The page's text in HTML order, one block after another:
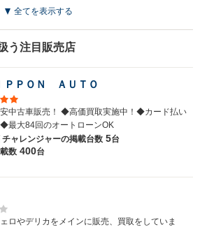
全てを表示する
う注目販売店
ＰＰＯＮ ＡＵＴＯ
中古車販売！ ◆高価買取実施中！◆カード払い
最大84回のオートローンOK
チャレンジャーの掲載台数 5台
数 400台
ロやデリカをメインに販売、買取をしていま